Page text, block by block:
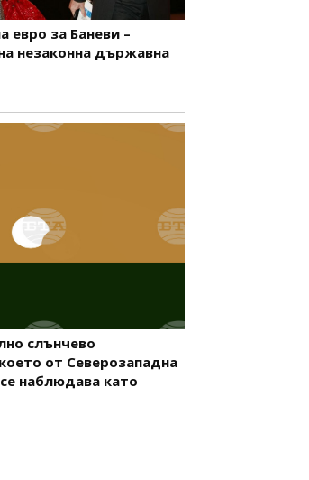
евро за Баневи –
незаконна държавна
слънчево
от Северозападна
наблюдава като